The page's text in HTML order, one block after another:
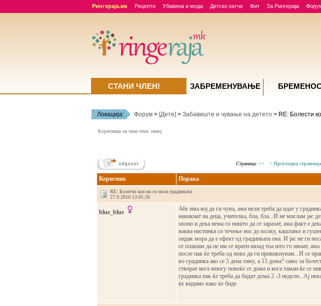
Рингераја.мк Рецепти Убавина и мода Детско катче Фит За Рингераја
Локација: Форум> [Дете] > Забавиште и чување на детето> RE: Болести
Корисници на оваа тема: никој
Страница: << < Претходна страница
Корисник Порака
RE: Болести кои ни ги носи градинката
27.9.2010 13:05:26
blue_blue
Абе има кој да ги чува, ама нели треба да идат у
навикнат на деца, учителка, бла, бла...И не мислам јас
ѕвоно и дека нема со ништо да се заразат, ама факт е
ваква настинка со течење нос до волку, кашлање и
ондак мора да е ефект од градинката ова. И јас не ги
се плашам да не им се врати назад тоа што го имаат,
после пак ќе треба од ново да ги привикнувам...И се
во градинка ако се 5 дена таму, а 15 дома? само за
створат кога многу повеќе се дома и кога таман ќе се
градинка пак ќе треба да бидат дома 2 -3 недели...Ај
ќе видиме како ќе биде
СТАНИ ЧЛЕН! ЗАБРЕМЕНУВАЊE